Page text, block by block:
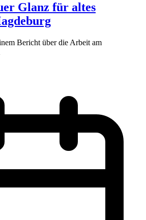
Glanz für altes
Bericht über die Arbeit am